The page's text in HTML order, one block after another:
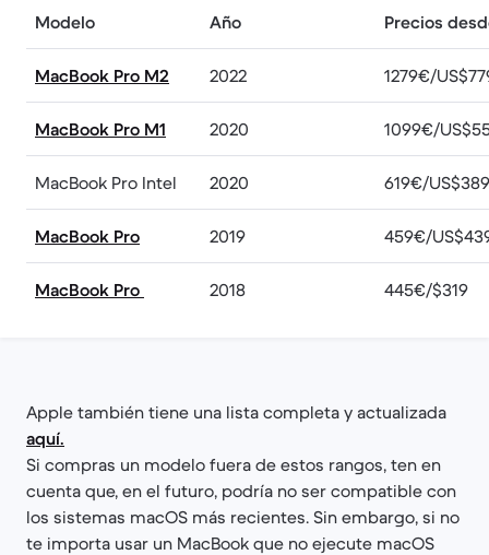
Modelo Año Precios
MacBook Pro M2 2022 1279€/
MacBook Pro M1 2020 1099€/
MacBook Pro Intel 2020 619€/US$389
MacBook Pro 2019 459€/
MacBook Pro 2018 445€/$319
Apple también tiene una lista completa y actualizada
aquí.
Si compras un modelo fuera de estos rangos, ten en
cuenta que, en el futuro, podría no ser compatible con
los sistemas macOS más recientes. Sin embargo, si no
te importa usar un MacBook que no ejecute macOS